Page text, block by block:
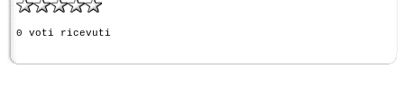
0 voti ricevuti